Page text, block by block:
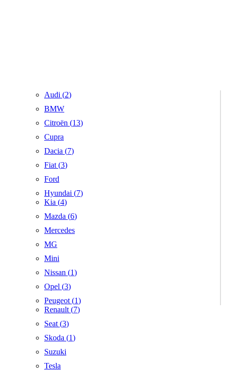
Audi (2)
BMW
Citroën (13)
Cupra
Dacia (7)
Fiat (3)
Ford
Hyundai (7)
Kia (4)
Mazda (6)
Mercedes
MG
Mini
Nissan (1)
Opel (3)
Peugeot (1)
Renault (7)
Seat (3)
Skoda (1)
Suzuki
Tesla